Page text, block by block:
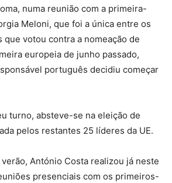
numa reunião com a primeira-
Meloni, que foi a única entre os
votou contra a nomeação de
europeia de junho passado,
português decidiu começar
turno, absteve-se na eleição de
pelos restantes 25 líderes da UE.
António Costa realizou já neste
presenciais com os primeiros-